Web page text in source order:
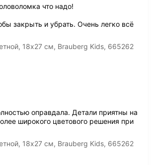
что надо!
закрыть и убрать. Очень легко всё
18х27 см, Brauberg Kids, 665262
оправдала. Детали приятны на
широкого цветового решения при
18х27 см, Brauberg Kids, 665262